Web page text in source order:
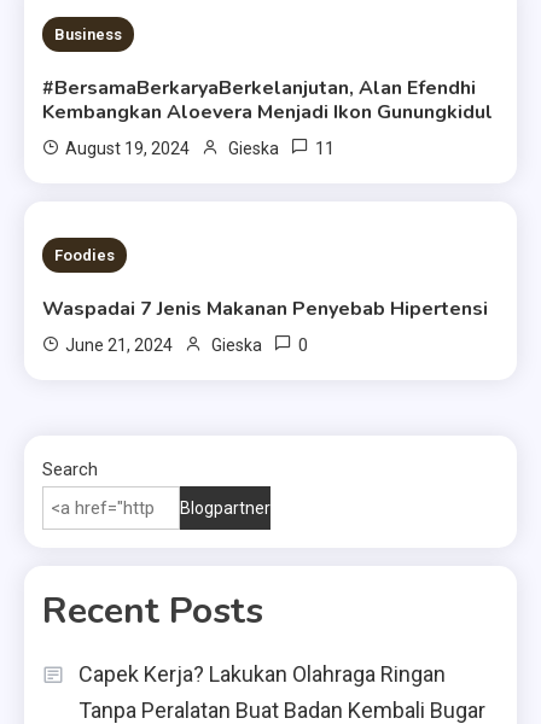
14 MINS READ
Business
#BersamaBerkaryaBerkelanjutan, Alan Efendhi
Kembangkan Aloevera Menjadi Ikon Gunungkidul
August 19, 2024 Gieska 11
4 MINS READ
Foodies
Waspadai 7 Jenis Makanan Penyebab Hipertensi
June 21, 2024 Gieska 0
Search
Blogpartner
Recent Posts
Capek Kerja? Lakukan Olahraga Ringan
Tanpa Peralatan Buat Badan Kembali Bugar